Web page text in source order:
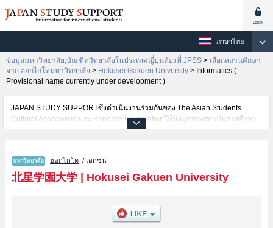
ภาษาไทย
ข้อมูลมหาวิทยาลัย,บัณฑิตวิทยาลัยในประเทศญี่ปุ่นต้องที่ JPSS > เลือกสถานศึกษา
จาก ฮอกไกโดมหาวิทยาลัย > Hokusei Gakuen University > Informatics (
Provisional name currently under development )
JAPAN STUDY SUPPORTซึ่งดำเนินงานร่วมกันของ The Asian Students
Cultural Association และ Benesse Corporationให้ข้อมูลของสถาบันการศึกษา
ระดับมหาวิทยาลัย・บัณฑิตวิทยาลัย・วิทยาลัยระดับอนุปริญญา・วิทยาลัย
นักศึกษาต่างชาติเช่นข้อมูลของแต่ละคณะ,ข้อมูลการสอบคัดเลือกเข้าศึกษาเช่น
จำนวนคนที่รับสมัครหรือจำนวนคนที่ผ่านการสอบคัดเลือกเป็นต้น,แนะนำสถาน
ที่,การเดินทางเป็นต้นไว้ด้วยดังนั้นขอเชิญใช้บริการค้นหาข้อมูลตามอัธยาศัย
ฮอกไกโด / เอกชน
北星学園大学| Hokusei Gakuen University